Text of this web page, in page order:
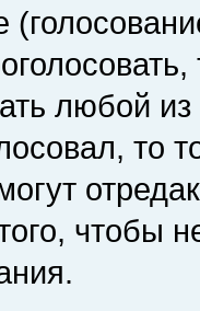
любой
то
чтобы